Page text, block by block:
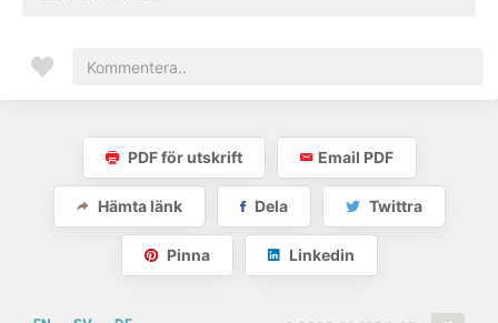
PDF för utskrift Email PDF
Hämta länk Dela Twittra
Pinna Linkedin